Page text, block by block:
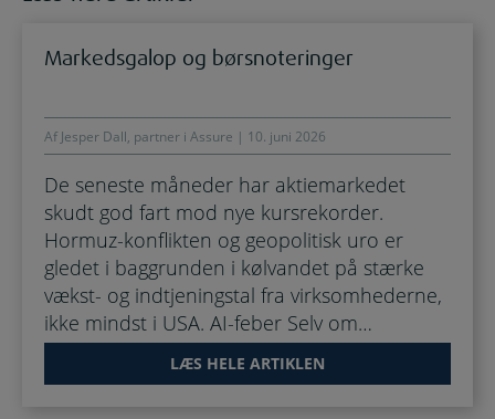
Markedsgalop og børsnoteringer
Af Jesper Dall, partner i Assure | 10. juni 2026
De seneste måneder har aktiemarkedet
skudt god fart mod nye kursrekorder.
Hormuz-konflikten og geopolitisk uro er
gledet i baggrunden i kølvandet på stærke
vækst- og indtjeningstal fra virksomhederne,
ikke mindst i USA. AI-feber Selv om…
LÆS HELE ARTIKLEN